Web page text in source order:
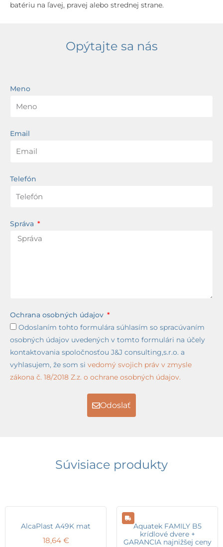
batériu na ľavej, pravej alebo strednej strane.
Opýtajte sa nás
Meno
Email
Telefón
Správa
Ochrana osobných údajov
Odoslaním tohto formulára súhlasím so spracúvaním
osobných údajov uvedených v tomto formulári na účely
kontaktovania spoločnosťou J&J consulting,s.r.o. a
vyhlasujem, že som si vedomý svojich práv v zmysle
zákona č. 18/2018 Z.z. o ochrane osobných údajov.
Odoslať
Súvisiace produkty
AlcaPlast A49K mat
18,64 €
Aquatek FAMILY B5
krídlové dvere +
GARANCIA najnižšej ceny